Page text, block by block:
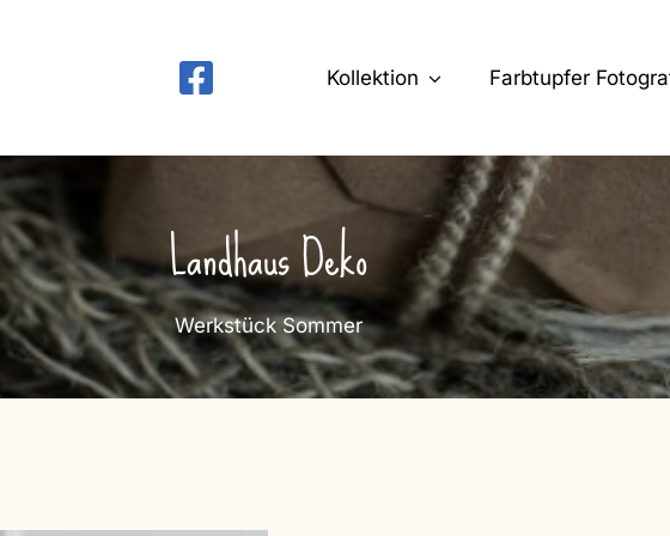
Kollektion Farbtupfer
Landhaus Deko
Werkstück Sommer